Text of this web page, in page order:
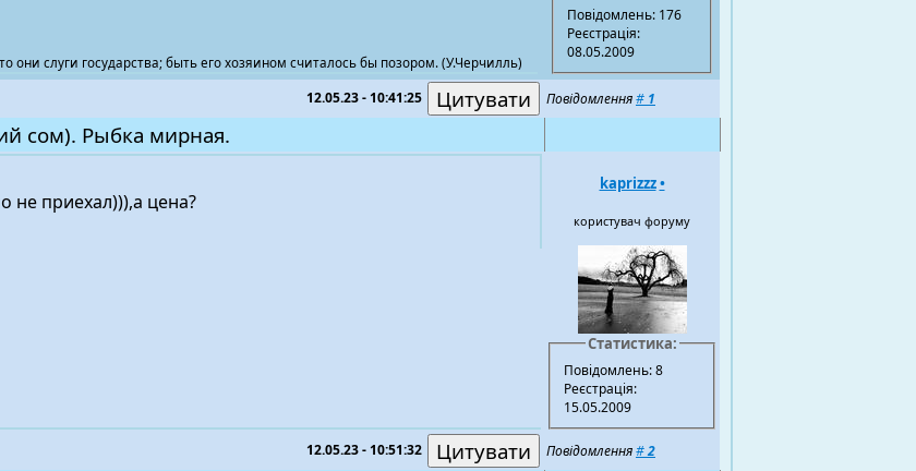
они слуги государства; быть его хозяином считалось бы позором. (У.Черчилль)
Повідомлень: 176
Реєстрація:
08.05.2009
12.05.23 - 10:41:25 Повідомлення# 1
сом). Рыбка мирная.
не приехал))),а цена?
kaprizzz•
користувач форуму
Статистика:
Повідомлень: 8
Реєстрація:
15.05.2009
12.05.23 - 10:51:32 Повідомлення#2